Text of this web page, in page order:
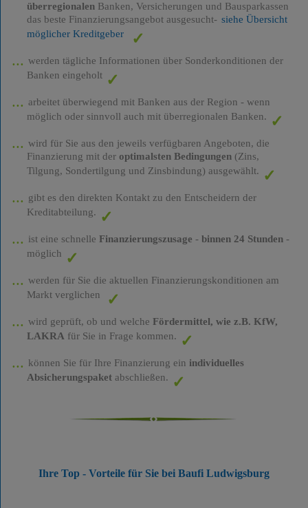
überregionalenBanken, Versicherungen und Bausparkassen
das beste Finanzierungsangebot ausgesucht- siehe Übersicht
möglicher Kreditgeber
werden tägliche Informationen über Sonderkonditionen der
Banken eingeholt
arbeitet überwiegend mit Banken aus der Region - wenn
möglich oder sinnvoll auch mit überregionalen Banken.
wird für Sie aus den jeweils verfügbaren Angeboten, die
Finanzierung mit der optimalsten Bedingungen(Zins,
Tilgung, Sondertilgung und Zinsbindung) ausgewählt.
gibt es den direkten Kontakt zu den Entscheidern der
Kreditabteilung.
ist eine schnelle Finanzierungszusage - binnen 24 Stunden-
möglich
werden für Sie die aktuellen Finanzierungskonditionen am
Markt verglichen
wird geprüft, ob und welche Fördermittel, wie z.B. KfW,
LAKRA für Sie in Frage kommen.
können Sie für Ihre Finanzierung ein individuelles
Absicherungspaketabschließen.
Ihre Top - Vorteile für Sie bei Baufi Ludwigsburg